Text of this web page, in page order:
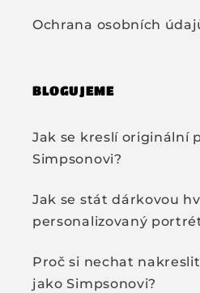
Ochrana osobních
BLOGUJEME
Jak se kreslí originální
Simpsonovi?
Jak se stát dárkovou
personalizovaný
Proč si nechat
jako Simpsonovi?